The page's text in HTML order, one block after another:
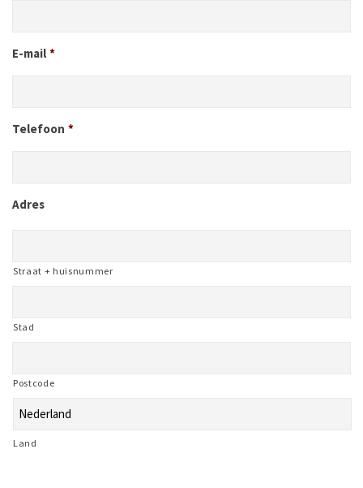
E-mail *
Telefoon *
Adres
Straat + huisnummer
Stad
Postcode
Land